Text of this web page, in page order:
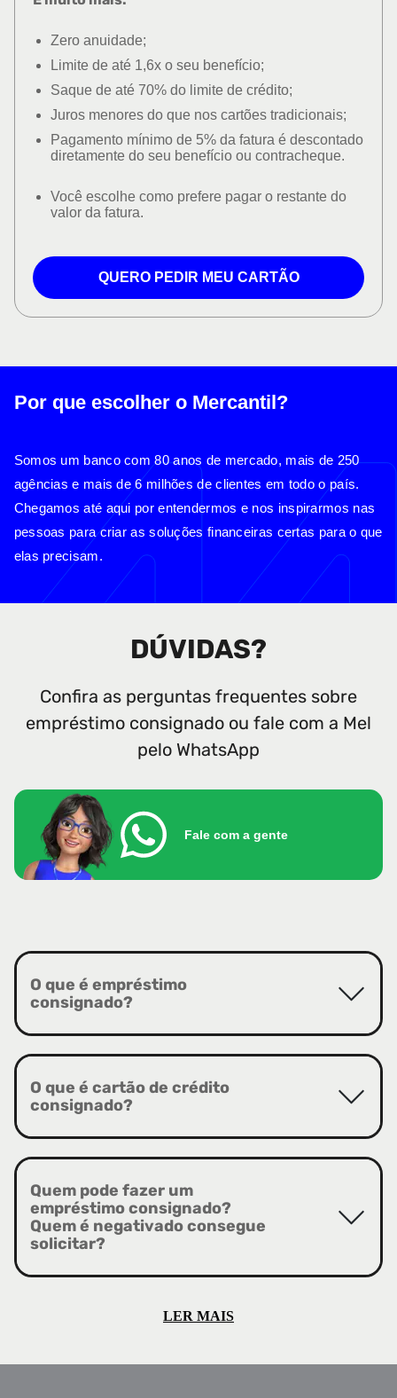
Zero anuidade;
Limite de até 1,6x o seu benefício;
Saque de até 70% do limite de crédito;
Juros menores do que nos cartões tradicionais;
Pagamento mínimo de 5% da fatura é descontado
diretamente do seu benefício ou contracheque.
Você escolhe como prefere pagar o restante do
valor da fatura.
QUERO PEDIR MEU CARTÃO
Por que escolher o Mercantil?
Somos um banco com 80 anos de mercado, mais de 250
agências e mais de 6 milhões de clientes em todo o país.
Chegamos até aqui por entendermos e nos inspirarmos nas
pessoas para criar as soluções financeiras certas para o que
elas precisam.
DÚVIDAS?
Confira as perguntas frequentes sobre
empréstimo consignado ou fale com a Mel
pelo WhatsApp
Fale com a gente
O que é empréstimo
consignado?
O que é cartão de crédito
consignado?
Quem pode fazer um
empréstimo consignado?
Quem é negativado consegue
solicitar?
LER MAIS